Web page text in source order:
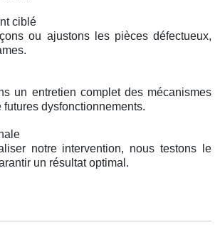
ciblé
ou ajustons les pièces défectueux,
un entretien complet des mécanismes
futures dysfonctionnements.
notre intervention, nous testons le
un résultat optimal.